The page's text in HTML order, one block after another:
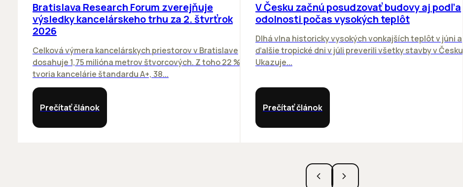
Bratislava Research Forum zverejňuje
výsledky kancelárskeho trhu za 2. štvrťrok
2026
Celková výmera kancelárskych priestorov v Bratislave
dosahuje 1,75 milióna metrov štvorcových. Z toho 22 %
tvoria kancelárie štandardu A+, 38...
Prečítať článok
V Česku začnú posudzovať budovy aj podľa
odolnosti počas vysokých teplôt
Dlhá vlna historicky vysokých vonkajších teplôt v júni a
ďalšie tropické dni v júli preverili všetky stavby v Česku.
Ukazuje...
Prečítať článok